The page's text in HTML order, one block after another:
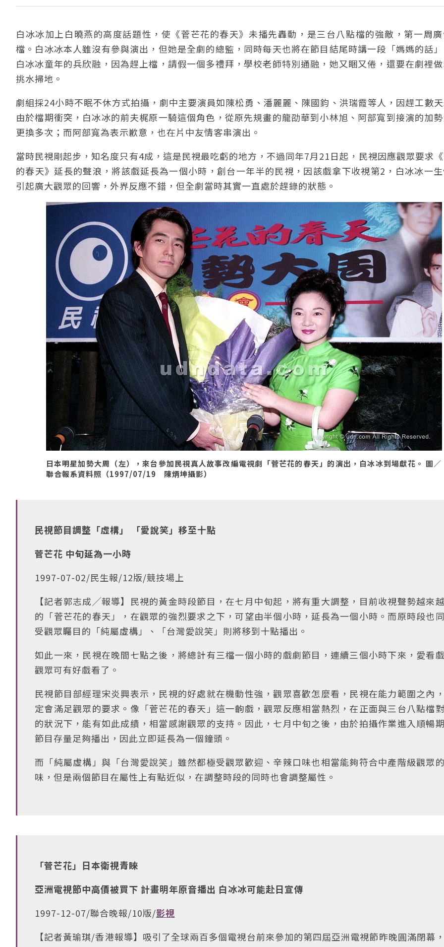
白冰冰加上白曉燕的高度話題性，使《菅芒花的春天》未播先轟動，是三台八點檔的強敵，第一周
檔。白冰冰本人雖沒有參與演出，但她是全劇的總監，同時每天也將在節目結尾時講一段「媽媽的話
白冰冰童年的兵欣融，因為趕上檔，請假一個多禮拜，學校老師特別通融，她又睏又倦，還要在劇裡做
挑水掃地。
劇組採24小時不眠不休方式拍攝，劇中主要演員如陳松勇、潘麗麗、陳國鈞、洪瑞霞等人，因趕工數天
由於檔期衝突，白冰冰的前夫梶原一騎這個角色，從原先規畫的龍劭華到小林旭、阿部寬到接演的加勢
更換多次；而阿部寬為表示歉意，也在片中友情客串演出。
當時民視剛起步，知名度只有4成，這是民視最吃虧的地方，不過同年7月21日起，民視因應觀眾要求
的春天》延長的聲浪，將該戲延長為一個小時，創台一年半的民視，因該戲拿下收視第2，白冰冰一生
引起廣大觀眾的回響，外界反應不錯，但全劇當時其實一直處於趕錄的狀態。
日本明星加勢大周（左），來台參加民視真人故事改編電視劇「菅芒花的春天」的演出，白冰冰到場獻花。 圖／
聯合報系資料照（1997/07/19 陳炳坤攝影）
民視節目調整「虛構」 「愛說笑」移至十點
菅芒花 中旬延為一小時
1997-07-02/民生報/12版/競技場上
【記者郭志成╱報導】民視的黃金時段節目，在七月中旬起，將有重大調整，目前收視聲勢越來
的「菅芒花的春天」，在觀眾的強烈要求之下，可望由半個小時，延長為一個小時。而原時段也
受觀眾矚目的「純屬虛構」、「台灣愛說笑」則將移到十點播出。
如此一來，民視在晚間七點之後，將總計有三檔一個小時的戲劇節目，連續三個小時下來，愛看
觀眾可有好戲看了。
民視節目部經理宋炎興表示，民視的好處就在機動性強，觀眾喜歡怎麼看，民視在能力範圍之內
定會滿足觀眾的要求。像「菅芒花的春天」這一齣戲，觀眾反應相當熱烈，在正面與三台八點檔
的狀況下，能有如此成績，相當感謝觀眾的支持。因此，七月中旬之後，由於拍攝作業進入順暢期
節目存量足夠播出，因此立即延長為一個鐘頭。
而「純屬虛構」與「台灣愛說笑」雖然都極受觀眾歡迎、辛辣口味也相當能夠符合中產階級觀眾
味，但是兩個節目在屬性上有點近似，在調整時段的同時也會調整屬性。
「菅芒花」日本衛視青睞
亞洲電視節中高價被買下 計畫明年原音播出 白冰冰可能赴日宣傳
1997-12-07/聯合晚報/10版/影視
【記者黃瑜琪/香港報導】吸引了全球兩百多個電視台前來參加的第四屆亞洲電視節昨晚圓滿閉幕